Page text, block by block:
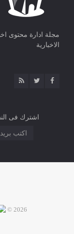
مجلة ادارة محتوى
الاخبارية
اشترك فى
2026 ©